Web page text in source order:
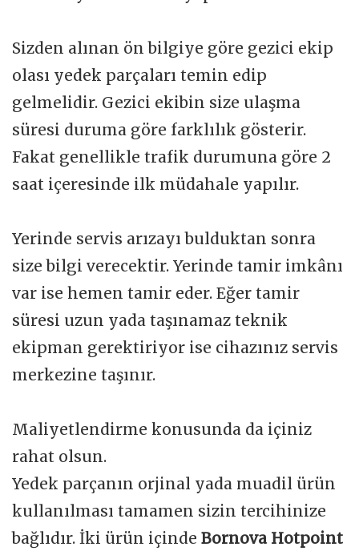
Sizden alınan ön bilgiye göre gezici ekip
olası yedek parçaları temin edip
gelmelidir. Gezici ekibin size ulaşma
süresi duruma göre farklılık gösterir.
Fakat genellikle trafik durumuna göre 2
saat içeresinde ilk müdahale yapılır.
Yerinde servis arızayı bulduktan sonra
size bilgi verecektir. Yerinde tamir imkânı
var ise hemen tamir eder. Eğer tamir
süresi uzun yada taşınamaz teknik
ekipman gerektiriyor ise cihazınız servis
merkezine taşınır.
Maliyetlendirme konusunda da içiniz
rahat olsun.
Yedek parçanın orjinal yada muadil ürün
kullanılması tamamen sizin tercihinize
bağlıdır. İki ürün içinde Bornova Hotpoint